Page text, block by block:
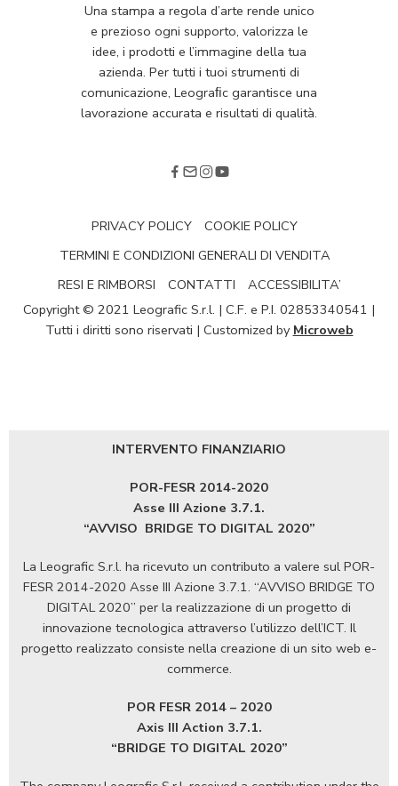
Una stampa a regola d’arte rende unico
e prezioso ogni supporto, valorizza le
idee, i prodotti e l’immagine della tua
azienda. Per tutti i tuoi strumenti di
comunicazione, Leograﬁc garantisce una
lavorazione accurata e risultati di qualità.
PRIVACY POLICY
COOKIE POLICY
TERMINI E CONDIZIONI GENERALI DI VENDITA
RESI E RIMBORSI
CONTATTI
ACCESSIBILITA’
Copyright © 2021 Leografic S.r.l. | C.F. e P.I. 02853340541 |
Tutti i diritti sono riservati | Customized by Microweb
INTERVENTO FINANZIARIO
POR-FESR 2014-2020
Asse III Azione 3.7.1.
“AVVISO BRIDGE TO DIGITAL 2020”
La Leografic S.r.l. ha ricevuto un contributo a valere sul POR-
FESR 2014-2020 Asse III Azione 3.7.1. “AVVISO BRIDGE TO
DIGITAL 2020” per la realizzazione di un progetto di
innovazione tecnologica attraverso l’utilizzo dell’ICT. Il
progetto realizzato consiste nella creazione di un sito web e-
commerce.
POR FESR 2014 – 2020
Axis III Action 3.7.1.
“BRIDGE TO DIGITAL 2020”